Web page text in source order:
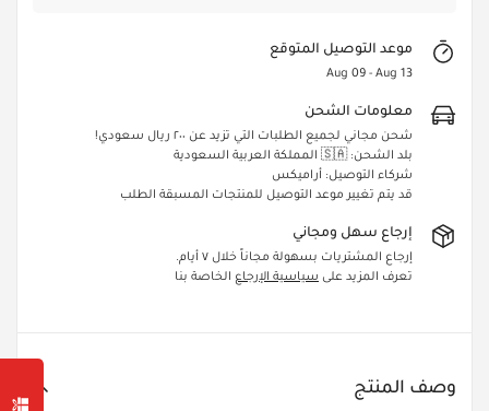
موعد التوصيل المتوقع
Aug 09 - Aug 13
معلومات الشحن
شحن مجاني لجميع الطلبات التي تزيد عن ٢٠٠ ريال سعودي!
بلد الشحن: 🇸🇦 المملكة العربية السعودية
شركاء التوصيل: أراميكس
قد يتم تغيير موعد التوصيل للمنتجات المسبقة الطلب
إرجاع سهل ومجاني
إرجاع المشتريات بسهولة مجاناً خلال ٧ أيام.
تعرف المزيد على سياسية الإرجاع الخاصة بنا
وصف المنتج